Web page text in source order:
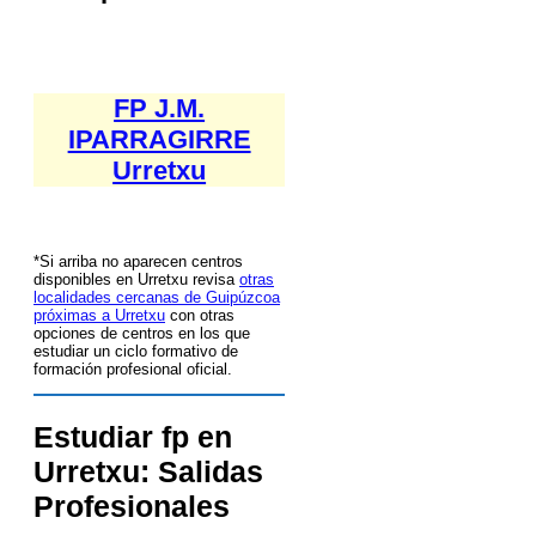
FP J.M.
IPARRAGIRRE
Urretxu
*Si arriba no aparecen centros
disponibles en Urretxu revisa otras
localidades cercanas de Guipúzcoa
próximas a Urretxu con otras
opciones de centros en los que
estudiar un ciclo formativo de
formación profesional oficial.
Estudiar fp en
Urretxu: Salidas
Profesionales